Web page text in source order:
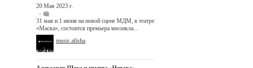
20 Мая 2023 г.
31 мая и 1 июня на новой сцене МДМ, в театре
«Маска», состоится премьера мюзикла...
music.afisha